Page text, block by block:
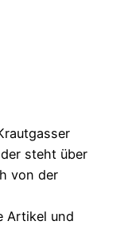
steht über
von der
Artikel und